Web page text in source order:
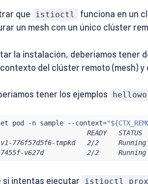
que istioctl funciona en un
un mesh con un único clúster
la instalación, deberíamos tener
del clúster remoto (mesh)
tener los ejemplos
pod -n sample --context="
READY   STATUS
v1-776f57d5f6-tmpkd   2/2
v627d           2/2
si intentas ejecutar istioctl